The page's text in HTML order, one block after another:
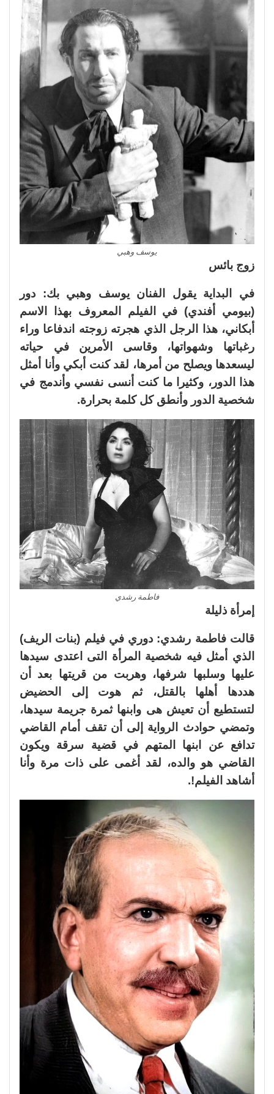
يوسف وهبي
زوج بائس
في البداية يقول الفنان يوسف وهبي بك: دور
(بيومي أفندي) في الفيلم المعروف بهذا الاسم
أبكاني، هذا الرجل الذي هجرته زوجته اندفاعا وراء
رغباتها وشهواتها، وقاسى الأمرين في حياته
ليسعدها ويصلح من أمرها، لقد كنت أبكي وأنا أمثل
هذا الدور، وكثيرا ما كنت أنسى نفسي وأندمج في
شخصية الدور وأنطق كل كلمة بحرارة.
فاطمة رشدي
إمرأة ذليلة
قالت فاطمة رشدي: دوري في فيلم (بنات الريف)
الذي أمثل فيه شخصية المرأة التى اعتدى سيدها
عليها وسلبها شرفها، وهربت من قريتها بعد أن
هددها أهلها بالقتل، ثم هوت إلى الحضيض
لتستطيع أن تعيش هى وابنها ثمرة جريمة سيدها،
وتمضي حوادث الرواية إلى أن تقف أمام القاضي
تدافع عن ابنها المتهم في قضية سرقة ويكون
القاضي هو والده، لقد أغمى على ذات مرة وأنا
أشاهد الفيلم!.